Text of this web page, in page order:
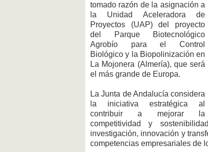
tomado razón de la asignación a
la Unidad Aceleradora de
Proyectos (UAP) del proyecto
del Parque Biotecnológico
Agrobío para el Control
Biológico y la Biopolinización en
La Mojonera (Almería), que será
el más grande de Europa.
La Junta de Andalucía considera
la iniciativa estratégica al
contribuir a mejorar la
competitividad y
investigación, innovación y
competencias empresariales de